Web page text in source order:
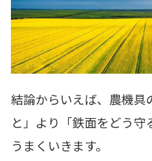
結論からいえば、農機具
と」より「鉄面をどう
うまくいきます。